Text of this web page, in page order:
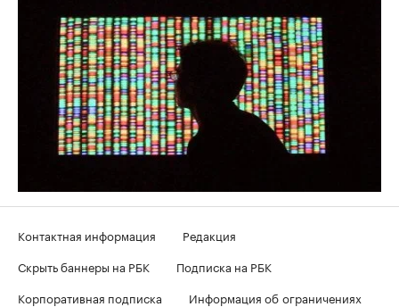
Контактная информация
Редакция
Скрыть баннеры на РБК
Подписка на РБК
Корпоративная подписка
Информация об ограничениях